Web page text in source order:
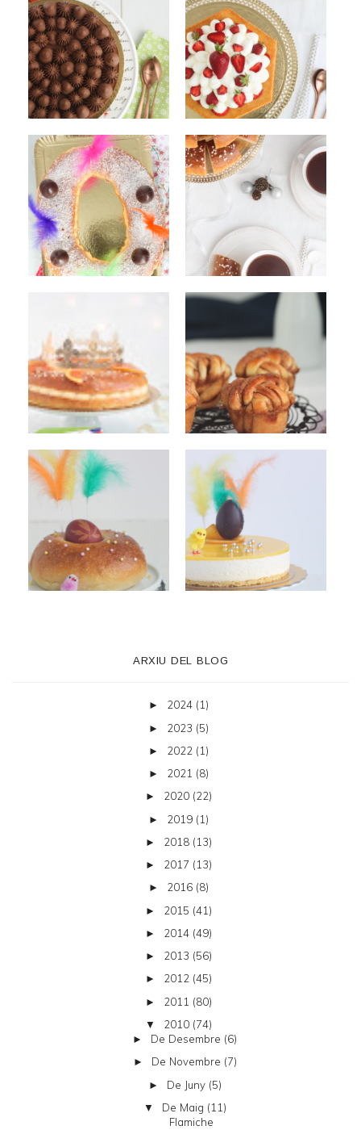
ARXIU DEL BLOG
► 2024 (1)
► 2023 (5)
► 2022 (1)
► 2021 (8)
► 2020 (22)
► 2019 (1)
► 2018 (13)
► 2017 (13)
► 2016 (8)
► 2015 (41)
► 2014 (49)
► 2013 (56)
► 2012 (45)
► 2011 (80)
▼ 2010 (74)
► De Desembre (6)
► De Novembre (7)
► De Juny (5)
▼ De Maig (11)
Flamiche